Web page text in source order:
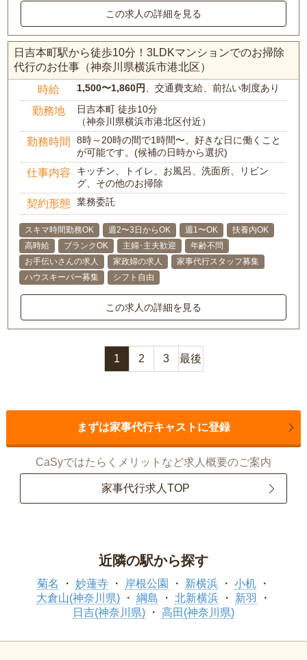
この求人の詳細を見る
日吉本町駅から徒歩10分！3LDKマンションでのお掃除
代行のお仕事（神奈川県横浜市港北区）
時給 1,500〜1,860円 、交通費支給、前払い制度あり
勤務地
日吉本町 徒歩10分
（神奈川県横浜市港北区付近）
勤務時間
8時～20時の間で1時間〜、好きな日に働くこと
が可能です。(候補の日時から選択)
仕事内容
キッチン、トイレ、お風呂、洗面所、リビン
グ、その他のお掃除
契約形態 業務委託
スキマ時間勤務OK 週2〜3日からOK 週1〜OK
扶養内OK
高時給
ブランクOK 主婦･主夫歓迎
年齢不問
お手伝いさんの求人
家政婦の求人
家事代行スタッフ募集
ハウスキーパー募集
シフト自由
この求人の詳細を見る
1 2 3 最後
まずは家事代行キャストに登録
CaSyではたらくメリットなど求人概要のご案内
家事代行求人TOP
近隣の駅から探す
菊名 妙蓮寺 岸根公園 新横浜
小机
大倉山(神奈川県)
綱島 北新横浜
新羽
日吉(神奈川県)
高田(神奈川県)